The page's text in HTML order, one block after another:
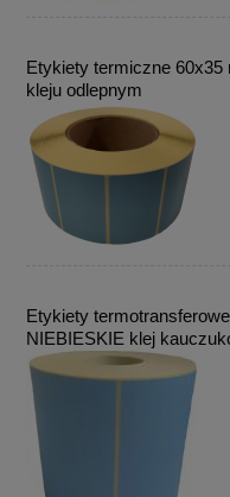
Etykiety termiczne 60x35
kleju odlepnym
Etykiety
NIEBIESKIE klej